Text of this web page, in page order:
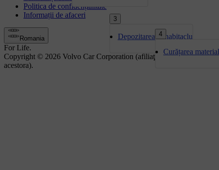
3
Depozitarea în habitaclu
4
Curățarea